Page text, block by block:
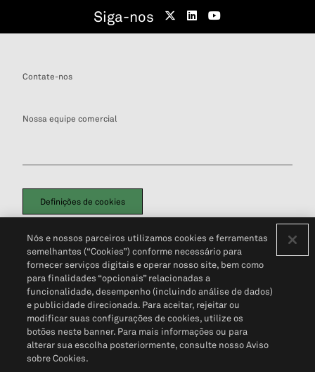
Siga-nos
Contate-nos
Nossa equipe comercial
Definições de cookies
Política de PrivacidadePortal de privacidade do cliente (em inglês)
Não Venda Minhas Informações Pessoais© 2026 S&P Global
Nós e nossos parceiros utilizamos cookies e ferramentas
semelhantes (“Cookies”) conforme necessário para
fornecer serviços digitais e operar nosso site, bem como
para finalidades “opcionais” relacionadas a
funcionalidade, desempenho (incluindo análise de dados)
e publicidade direcionada. Para aceitar, rejeitar ou
modificar suas configurações de cookies, utilize os
botões neste banner. Para mais informações ou para
alterar sua escolha posteriormente, consulte nosso Aviso
sobre Cookies.